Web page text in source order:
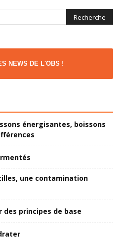
NEWS DE L'OBS !
énergisantes, boissons
une contamination
principes de base